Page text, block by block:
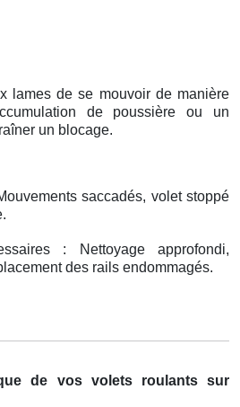
lames de se mouvoir de manière
de poussière ou un
un blocage.
saccadés, volet stoppé
: Nettoyage approfondi,
des rails endommagés.
de vos volets roulants sur